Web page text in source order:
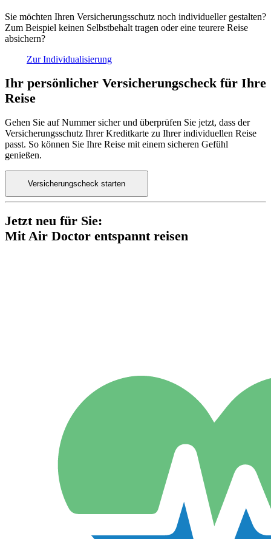
Sie möchten Ihren Versicherungsschutz noch individueller gestalten?
Zum Beispiel keinen Selbstbehalt tragen oder eine teurere Reise
absichern?
Zur Individualisierung
Ihr persönlicher Versicherungscheck für Ihre
Reise
Gehen Sie auf Nummer sicher und überprüfen Sie jetzt, dass der
Versicherungsschutz Ihrer Kreditkarte zu Ihrer individuellen Reise
passt. So können Sie Ihre Reise mit einem sicheren Gefühl
genießen.
Versicherungscheck starten
Jetzt neu für Sie:
Mit Air Doctor entspannt reisen